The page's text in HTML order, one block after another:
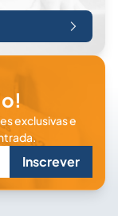
exclusivas e
Inscrever